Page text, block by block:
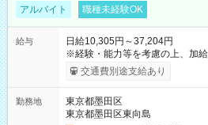
アルバイト 職種未経験OK
給与
日給10,305円～37,204円
※経験・能力等を考慮の上、加給・優
間】試用期間なし
交通費別途支給あり
勤務地
東京都墨田区
東京都墨田区東向島